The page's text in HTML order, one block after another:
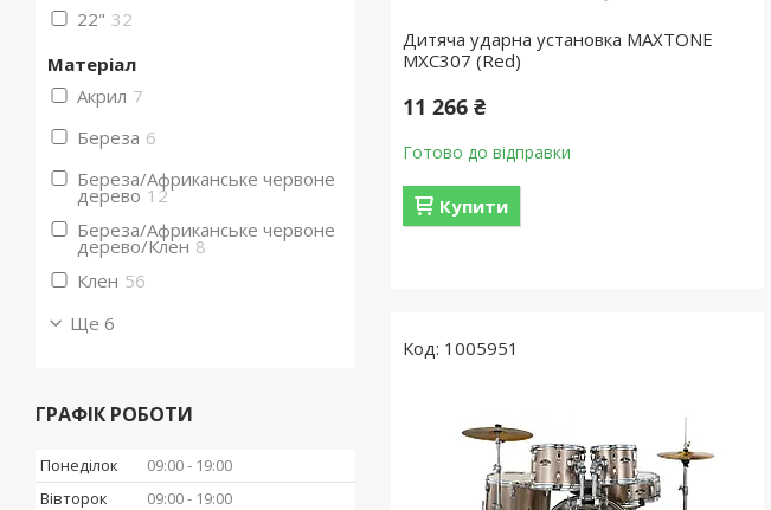
Дитяча ударна установка MAXTONE
MXC307 (Red)
11 266 ₴
Готово до відправки
Купити
1005951
22" 32
Матеріал
Акрил 7
Береза 6
Береза/Африканське червоне
дерево 12
Береза/Африканське червоне
дерево/Клен 8
Клен 56
Ще 6
ГРАФІК РОБОТИ
Понеділок 09:00
19:00
Вівторок
09:00
19:00